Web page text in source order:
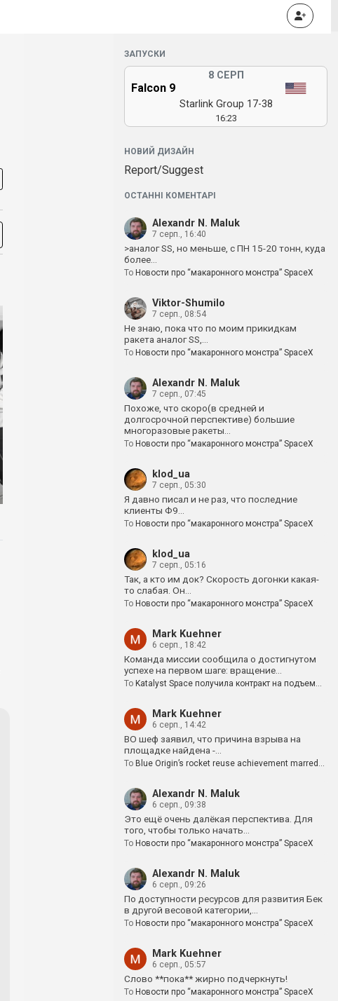
ЗАПУСКИ
8 СЕРП
Falcon 9
Starlink Group 17-38
16:23
НОВИЙ ДИЗАЙН
Report/Suggest
ОСТАННІ КОМЕНТАРІ
Alexandr N. Maluk
7 серп., 16:40
>аналог SS, но меньше, с ПН 15-20 тонн, куда
более…
To Новости про “макаронного монстра” SpaceX
Viktor-Shumilo
7 серп., 08:54
Не знаю, пока что по моим прикидкам
ракета аналог SS,…
To Новости про “макаронного монстра” SpaceX
Alexandr N. Maluk
7 серп., 07:45
Похоже, что скоро(в средней и
долгосрочной перспективе) большие
многоразовые ракеты…
To Новости про “макаронного монстра” SpaceX
klod_ua
7 серп., 05:30
Я давно писал и не раз, что последние
клиенты Ф9…
To Новости про “макаронного монстра” SpaceX
klod_ua
7 серп., 05:16
Так, а кто им док? Скорость догонки какая-
то слабая. Он…
To Новости про “макаронного монстра” SpaceX
Mark Kuehner
6 серп., 18:42
Команда миссии сообщила о достигнутом
успехе на первом шаге: вращение…
To Katalyst Space получила контракт на подъем…
Mark Kuehner
6 серп., 14:42
BO шеф заявил, что причина взрыва на
площадке найдена -…
To Blue Origin’s rocket reuse achievement marred…
Alexandr N. Maluk
6 серп., 09:38
Это ещё очень далёкая перспектива. Для
того, чтобы только начать…
To Новости про “макаронного монстра” SpaceX
Alexandr N. Maluk
6 серп., 09:26
По доступности ресурсов для развития Бек
в другой весовой категории,…
To Новости про “макаронного монстра” SpaceX
Mark Kuehner
6 серп., 05:57
Слово **пока** жирно подчеркнуть!
To Новости про “макаронного монстра” SpaceX